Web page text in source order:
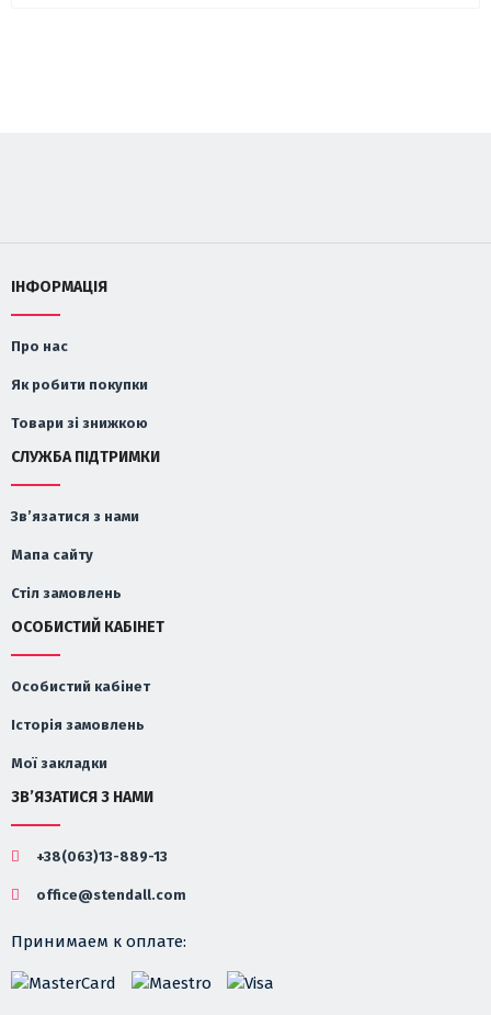
ІНФОРМАЦІЯ
Про нас
Як робити покупки
Товари зі знижкою
СЛУЖБА ПІДТРИМКИ
Зв’язатися з нами
Мапа сайту
Стіл замовлень
ОСОБИСТИЙ КАБІНЕТ
Особистий кабінет
Історія замовлень
Мої закладки
ЗВ’ЯЗАТИСЯ З НАМИ
+38(063)13-889-13
office@stendall.com
Принимаем к оплате: